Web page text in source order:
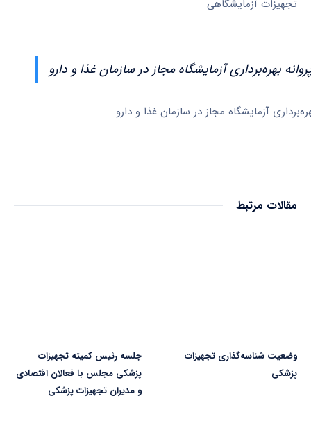
تجهیزات آزمایشگاهی
مقالات مرتبط
وضعیت شناسه‌گذاری تجهیزات
پزشکی
جلسه رئیس کمیته تجهیزات
پزشکی مجلس با فعالان اقتصادی
و مدیران تجهیزات پزشکی